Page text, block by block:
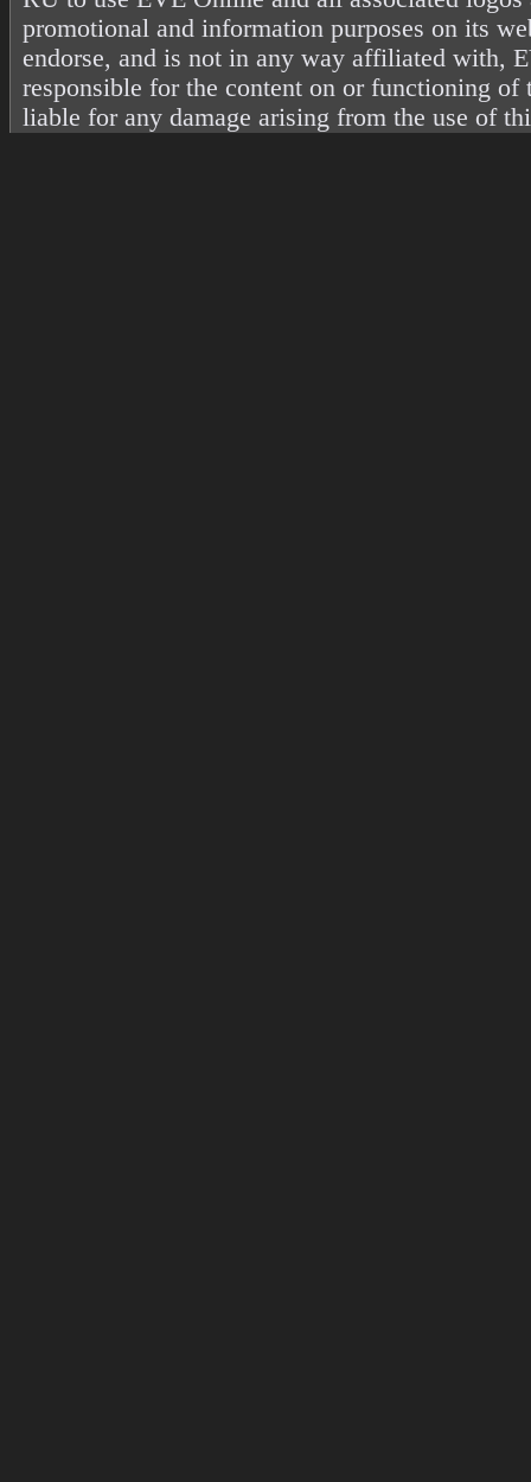
promotional and information purposes on its
endorse, and is not in any way affiliated with,
responsible for the content on or functioning of
liable for any damage arising from the use of